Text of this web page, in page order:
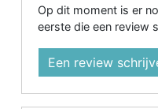
Op dit moment is er
eerste die een review
Een review